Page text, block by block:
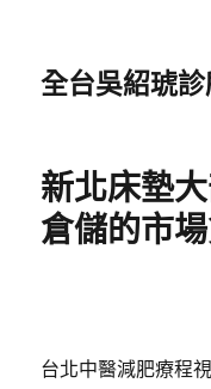
全台吳紹琥
新北床墊
倉儲的市
台北中醫減肥療程